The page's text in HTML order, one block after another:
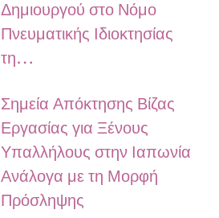
Δημιουργού στο Νόμο
Πνευματικής Ιδιοκτησίας
τη…
Σημεία Απόκτησης Βίζας
Εργασίας για Ξένους
Υπαλλήλους στην Ιαπωνία
Ανάλογα με τη Μορφή
Πρόσληψης